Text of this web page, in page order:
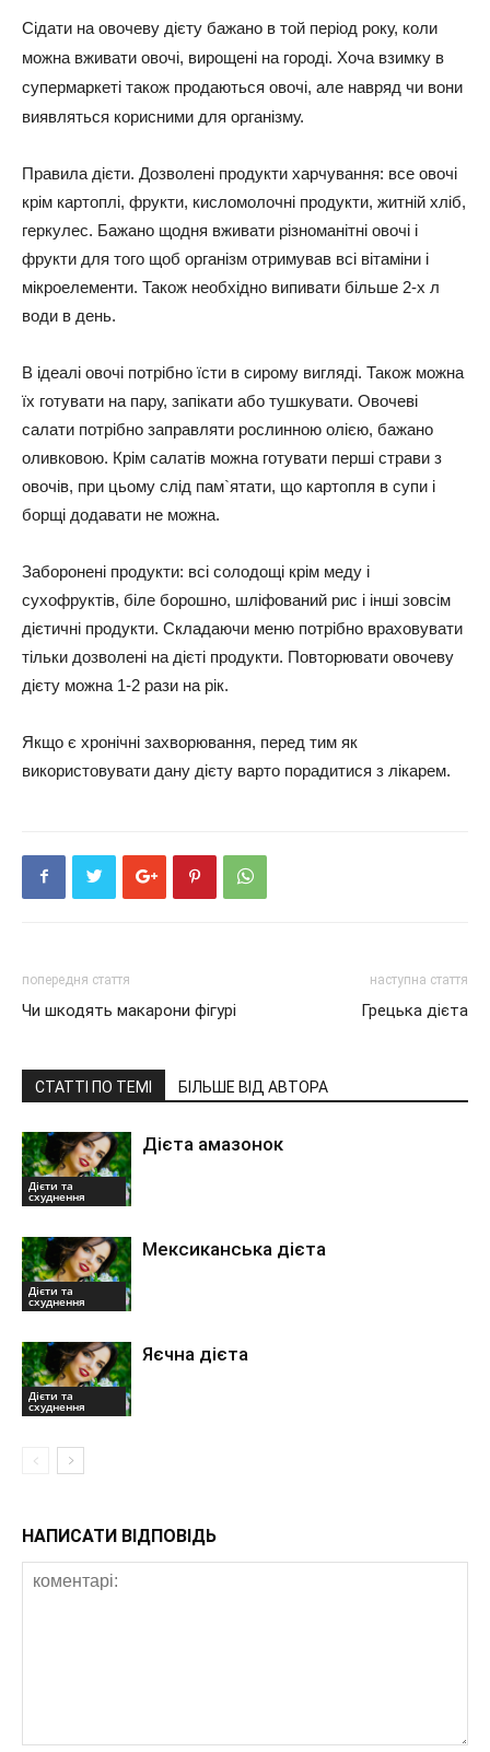
Сідати на овочеву дієту бажано в той період року, коли
можна вживати овочі, вирощені на городі. Хоча взимку в
супермаркеті також продаються овочі, але навряд чи вони
виявляться корисними для організму.
Правила дієти. Дозволені продукти харчування: все овочі
крім картоплі, фрукти, кисломолочні продукти, житній хліб,
геркулес. Бажано щодня вживати різноманітні овочі і
фрукти для того щоб організм отримував всі вітаміни і
мікроелементи. Також необхідно випивати більше 2-х л
води в день.
В ідеалі овочі потрібно їсти в сирому вигляді. Також можна
їх готувати на пару, запікати або тушкувати. Овочеві
салати потрібно заправляти рослинною олією, бажано
оливковою. Крім салатів можна готувати перші страви з
овочів, при цьому слід пам`ятати, що картопля в супи і
борщі додавати не можна.
Заборонені продукти: всі солодощі крім меду і
сухофруктів, біле борошно, шліфований рис і інші зовсім
дієтичні продукти. Складаючи меню потрібно враховувати
тільки дозволені на дієті продукти. Повторювати овочеву
дієту можна 1-2 рази на рік.
Якщо є хронічні захворювання, перед тим як
використовувати дану дієту варто порадитися з лікарем.
попередня стаття
Чи шкодять макарони фігурі
наступна стаття
Грецька дієта
СТАТТІ ПО ТЕМІ БІЛЬШЕ ВІД АВТОРА
Дієти та
схуднення
Дієта амазонок
Дієти та
схуднення
Мексиканська дієта
Дієти та
схуднення
Яєчна дієта
НАПИСАТИ ВІДПОВІДЬ